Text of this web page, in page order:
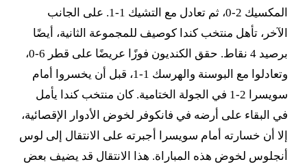
المكسيك 2-0، ثم تعادل مع التشيك 1-1. على الجانب
الآخر، تأهل منتخب كندا كوصيف للمجموعة الثانية، أيضًا
برصيد 4 نقاط. حقق الكنديون فوزًا عريضًا على قطر 6-0،
وتعادلوا مع البوسنة والهرسك 1-1، قبل أن يخسروا أمام
سويسرا 2-1 في الجولة الختامية. كان منتخب كندا يأمل
في البقاء على أرضه في فانكوفر لخوض الأدوار الإقصائية،
إلا أن خسارته أمام سويسرا أجبرته على الانتقال إلى لوس
أنجلوس لخوض هذه المباراة. هذا الانتقال قد يضيف بعض